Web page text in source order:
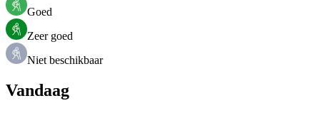
Goed
Zeer goed
Niet beschikbaar
Vandaag